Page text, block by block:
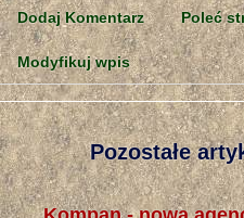
Dodaj Komentarz Poleć
Modyfikuj wpis
Pozostałe